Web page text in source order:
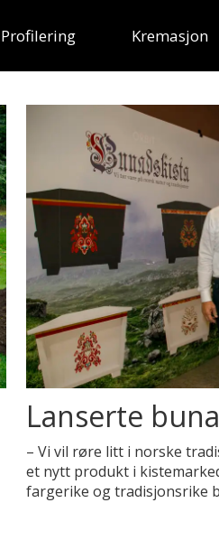
Profilering Kremasjon
Lanserte
– Vi vil røre litt i norske
et nytt produkt i
fargerike og tradisjonsrike